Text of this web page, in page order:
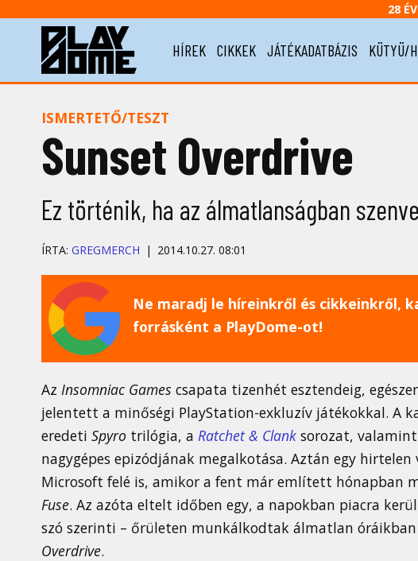
28
HÍREK CIKKEK JÁTÉKADATBÁZIS KÜTYÜ/
ISMERTETŐ/TESZT
Sunset Overdrive
Ez történik, ha az álmatlanságban
ÍRTA: GREGMERCH 2014.10.27. 08:01
Ne maradj le híreinkről és cikkeinkről,
forrásként a PlayDome-ot!
Az Insomniac Games csapata tizenhét esztendeig,
jelentett a minőségi PlayStation-exkluzív játékokkal. A
eredeti Spyro trilógia, a Ratchet & Clank sorozat,
nagygépes epizódjának megalkotása. Aztán egy
Microsoft felé is, amikor a fent már említett hónapban
Fuse. Az azóta eltelt időben egy, a napokban piacra
szó szerinti – őrületen munkálkodtak álmatlan
Overdrive.